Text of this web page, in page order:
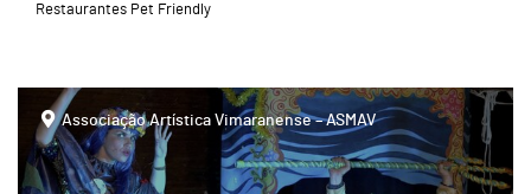
Restaurantes Pet Friendly
Associação Artística Vimaranense – ASMAV